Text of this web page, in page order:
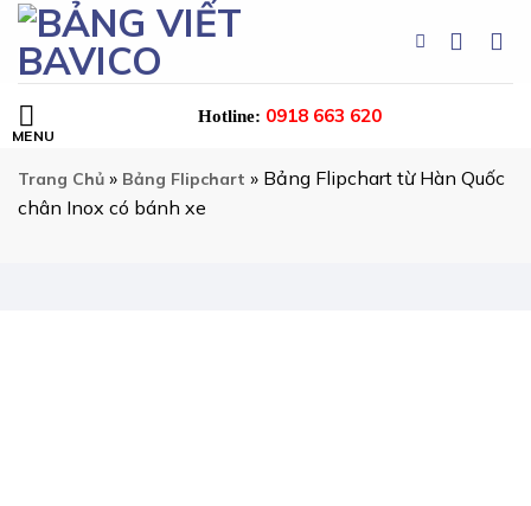
Skip
content
Hotline: 0918 663 620
Trang Chủ » Bảng Flipchart » Bảng Flipchart từ Hàn Quốc
chân Inox có bánh xe